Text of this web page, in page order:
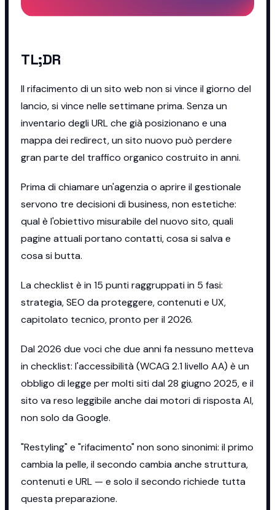
TL;DR
Il rifacimento di un sito web non si vince il giorno del
lancio, si vince nelle settimane prima. Senza un
inventario degli URL che già posizionano e una
mappa dei redirect, un sito nuovo può perdere
gran parte del traffico organico costruito in anni.
Prima di chiamare un'agenzia o aprire il gestionale
servono tre decisioni di business, non estetiche:
qual è l'obiettivo misurabile del nuovo sito, quali
pagine attuali portano contatti, cosa si salva e
cosa si butta.
La checklist è in 15 punti raggruppati in 5 fasi:
strategia, SEO da proteggere, contenuti e UX,
capitolato tecnico, pronto per il 2026.
Dal 2026 due voci che due anni fa nessuno metteva
in checklist: l'accessibilità (WCAG 2.1 livello AA) è un
obbligo di legge per molti siti dal 28 giugno 2025, e il
sito va reso leggibile anche dai motori di risposta AI,
non solo da Google.
"Restyling" e "rifacimento" non sono sinonimi: il primo
cambia la pelle, il secondo cambia anche struttura,
contenuti e URL — e solo il secondo richiede tutta
questa preparazione.